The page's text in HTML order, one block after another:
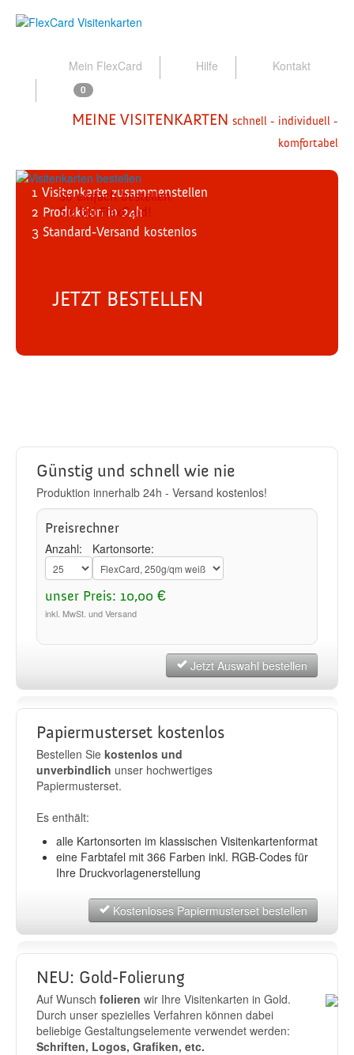
Mein FlexCard Hilfe Kontakt
0
MEINE VISITENKARTEN schnell - individuell -
komfortabel
So einfach bestellen
Sie bei FlexCard!
1 Visitenkarte zusammenstellen
2 Produktionin 24h
3 Standard-Versand kostenlos
JETZT BESTELLEN
Günstig und schnell wie nie
Produktion innerhalb 24h - Versand kostenlos!
Preisrechner
Anzahl: Kartonsorte:
unser Preis: 10,00 €
inkl. MwSt. und Versand
Jetzt Auswahl bestellen
Papiermusterset kostenlos
Bestellen Sie kostenlos und
unverbindlich unser hochwertiges
Papiermusterset.
Es enthält:
alle Kartonsorten im klassischen Visitenkartenformat
eine Farbtafel mit 366 Farben inkl. RGB-Codes für
Ihre Druckvorlagenerstellung
Kostenloses Papiermusterset bestellen
NEU: Gold-Folierung
Auf Wunsch folieren wir Ihre Visitenkarten in Gold.
Durch unser spezielles Verfahren können dabei
beliebige Gestaltungselemente verwendet werden:
Schriften, Logos, Grafiken, etc.